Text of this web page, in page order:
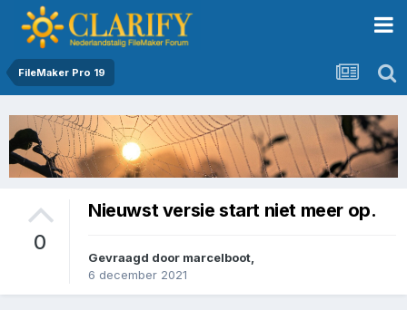
FileMaker Pro 19
0
Nieuwst versie start niet meer op.
Gevraagd door marcelboot
6 december 2021